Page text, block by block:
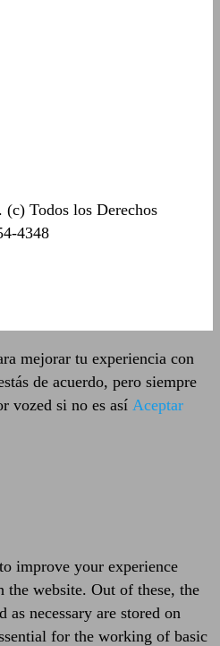
(c) Todos los Derechos
4348
mejorar tu experiencia con
de acuerdo, pero siempre
vozed si no es así Aceptar
improve your experience
website. Out of these, the
as necessary are stored on
for the working of basic